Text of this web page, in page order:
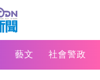
藝文 社會警政